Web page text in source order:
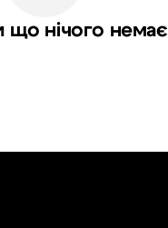
що нічого немає